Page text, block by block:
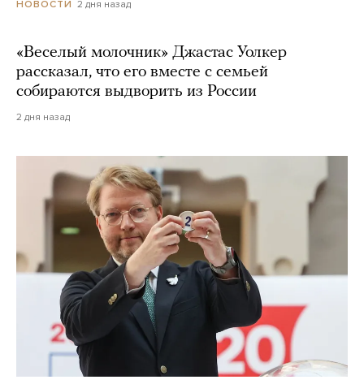
НОВОСТИ 2 дня назад
«Веселый молочник» Джастас Уолкер
рассказал, что его вместе с семьей
собираются выдворить из России
2 дня назад